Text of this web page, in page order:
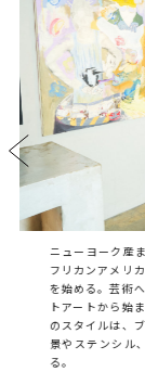
ニューヨーク産
フリカンアメリ
を始める。芸術
トアートから始
のスタイルは、
景やステンシル
る。